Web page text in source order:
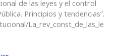
de las leyes y el control
Principios y tendencias”.
La_rev_const_de_las_le